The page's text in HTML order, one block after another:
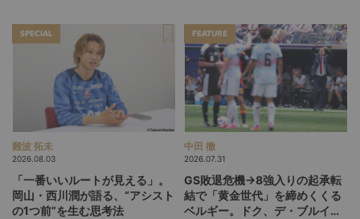
SPECIAL
難波 拓未
2026.08.03
「一番いいルートが見える」。
岡山・西川潤が語る、“アシスト
の1つ前”を生む思考法
FEATURE
中田 徹
2026.07.31
GS敗退危機→8強入りの起承転
結で「黄金世代」を締めくくる
ベルギー。ドク、デ・ブルイネ